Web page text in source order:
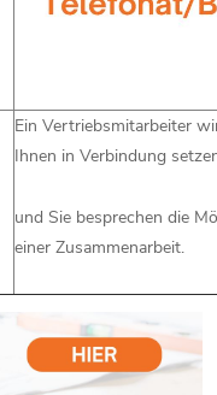
Ein Vertriebsmitarbeiter
Ihnen in Verbindung
und Sie besprechen die
einer Zusammenarbeit.